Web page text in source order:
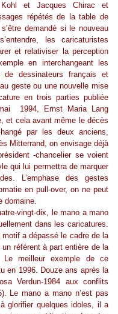
et Jacques Chirac et
répétés de la table de
demandé si le nouveau
les caricaturistes
et relativiser la perception
en interchangeant les
de dessinateurs français et
geste ou une nouvelle mise
en trois parties publiée
1994, Ernst Maria Lang
et cela avant même le décès
par les deux anciens,
Mitterrand, on envisage déjà
-chancelier se voient
qui lui permettra de marquer
L’emphase des gestes
en pull-over, on ne peut
ce domaine.
vingt-dix, le mano a mano
dans les caricatures.
a dépassé le cadre de la
référent à part entière de la
Le meilleur exemple de ce
en 1996. Douze ans après la
Verdun-1984 aux conflits
Le mano a mano n’est pas
glorifier quelques idoles, il a